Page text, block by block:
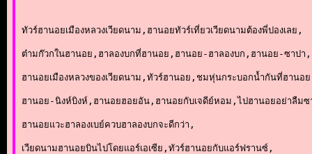
ทัวร์ฮานอยเมืองหลวงเวียดนาม,ฮานอยทัวร์เที่ยวเวียดนามต้องพี่ปองเลย,
ต๋ามก๊วกในฮานอย,ฮาลองบกที่ฮานอย,ฮานอย-ฮาลองบก,ฮานอย-ซาปา,
ฮานอยเมืองหลวงของเวียดนาม,ทัวร์ฮานอย,ชมหุ่นกระบอกน้ำกันที่ฮานอ
ฮานอย-นิงห์บิงห์,ฮานอยฮอยอัน,ฮานอยกับเจดีย์หอม,ไปฮานอยอย่าลืม
ฮานอยแวะฮาลองเบย์ควบฮาลองบกจะดีกว่า,
เวียดนามฮานอยบินไปโดยแอร์เอเซีย,ทัวร์ฮานอยกับแอร์ฟรานซ์,